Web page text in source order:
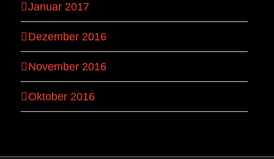
Januar 2017
Dezember 2016
November 2016
Oktober 2016